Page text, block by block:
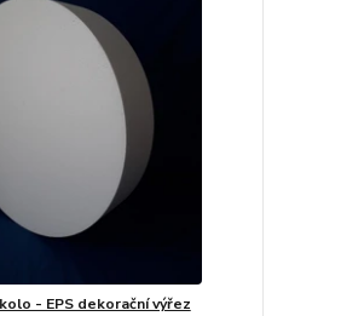
- EPS dekorační výřez